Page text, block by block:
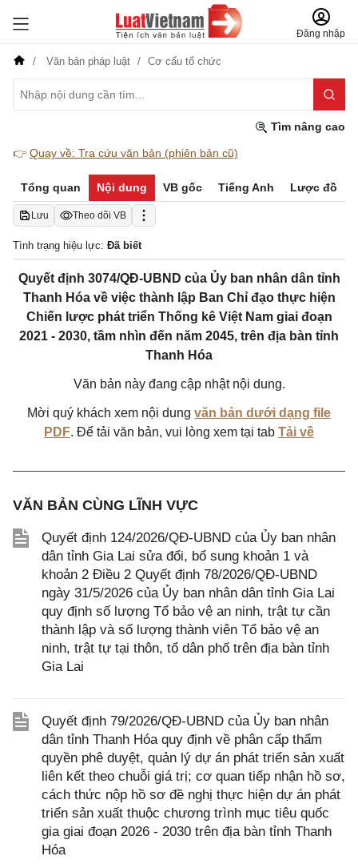
Đăng nhập
Văn bản pháp luật Cơ cấu tổ chức
Tìm nâng cao
👉 Quay về: Tra cứu văn bản (phiên bản cũ)
Tổng quan Nội dung VB gốc Tiếng Anh Lược đồ
Lưu Theo dõi VB
Tình trạng hiệu lực: Đã biết
Quyết định 3074/QĐ-UBND của Ủy ban nhân dân tỉnh
Thanh Hóa về việc thành lập Ban Chỉ đạo thực hiện
Chiến lược phát triển Thống kê Việt Nam giai đoạn
2021 - 2030, tầm nhìn đến năm 2045, trên địa bàn tỉnh
Thanh Hóa
Văn bản này đang cập nhật nội dung.
Mời quý khách xem nội dung văn bản dưới dạng file
PDF. Để tải văn bản, vui lòng xem tại tab Tải về
VĂN BẢN CÙNG LĨNH VỰC
Quyết định 124/2026/QĐ-UBND của Ủy ban nhân
dân tỉnh Gia Lai sửa đổi, bổ sung khoản 1 và
khoản 2 Điều 2 Quyết định 78/2026/QĐ-UBND
ngày 31/5/2026 của Ủy ban nhân dân tỉnh Gia Lai
quy định số lượng Tổ bảo vệ an ninh, trật tự cần
thành lập và số lượng thành viên Tổ bảo vệ an
ninh, trật tự tại thôn, tổ dân phố trên địa bàn tỉnh
Gia Lai
Quyết định 79/2026/QĐ-UBND của Ủy ban nhân
dân tỉnh Thanh Hóa quy định về phân cấp thẩm
quyền phê duyệt, quản lý dự án phát triển sản xuất
liên kết theo chuỗi giá trị; cơ quan tiếp nhận hồ sơ,
cách thức nộp hồ sơ đề nghị thực hiện dự án phát
triển sản xuất thuộc chương trình mục tiêu quốc
gia giai đoạn 2026 - 2030 trên địa bàn tỉnh Thanh
Hóa